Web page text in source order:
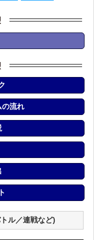
の流れ
ル／連戦など)